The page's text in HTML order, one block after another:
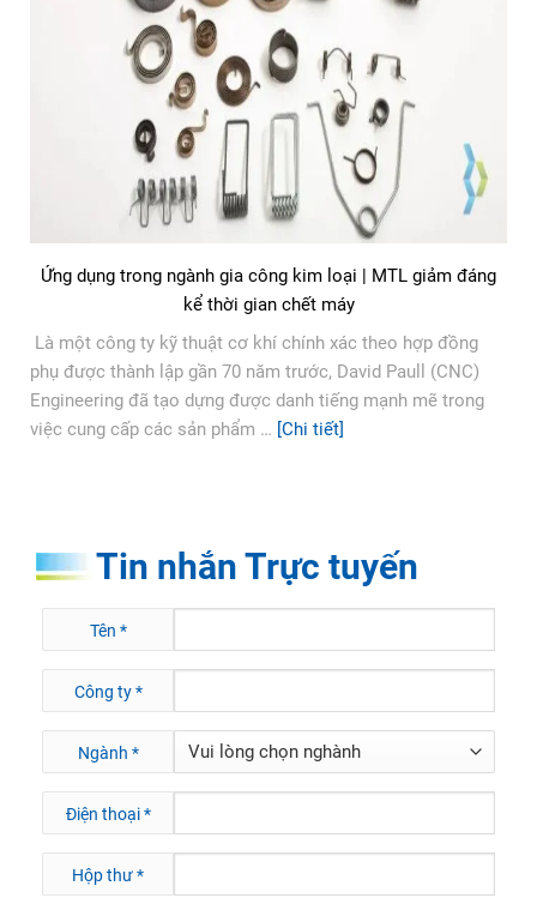
Ứng dụng trong ngành gia công kim loại | MTL giảm đáng
kể thời gian chết máy
Là một công ty kỹ thuật cơ khí chính xác theo hợp đồng
phụ được thành lập gần 70 năm trước, David Paull (CNC)
Engineering đã tạo dựng được danh tiếng mạnh mẽ trong
việc cung cấp các sản phẩm … [Chi tiết]
Tin nhắn Trực tuyến
Tên *
Công ty*
Ngành *
Điện thoại*
Hộp thư*